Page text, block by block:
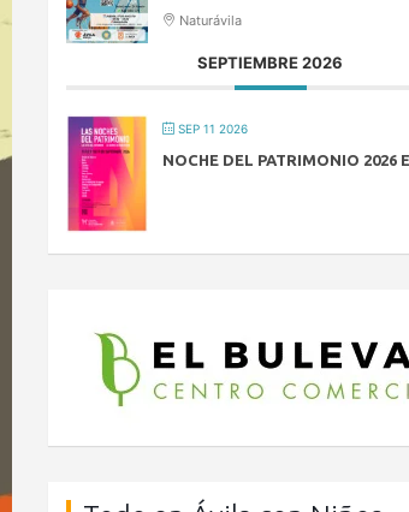
Naturávila
SEPTIEMBRE 2026
SEP 11 2026
NOCHE DEL PATRIMONIO 2026